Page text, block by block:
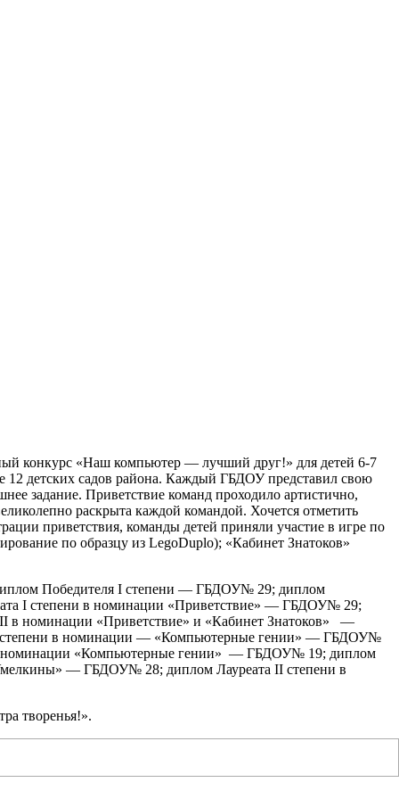
конкурс «Наш компьютер — лучший друг!» для детей 6-7
12 детских садов района. Каждый ГБДОУ представил свою
задание. Приветствие команд проходило артистично,
раскрыта каждой командой. Хочется отметить
приветствия, команды детей приняли участие в игре по
по образцу из LegoDuplo); «Кабинет Знатоков»
Диплом Победителя I степени — ГБДОУ№ 29; диплом
I степени в номинации «Приветствие» — ГБДОУ№ 29;
номинации «Приветствие» и «Кабинет Знатоков» —
степени в номинации — «Компьютерные гении» — ГБДОУ№
номинации «Компьютерные гении» — ГБДОУ№ 19; диплом
— ГБДОУ№ 28; диплом Лауреата II степени в
творенья!».